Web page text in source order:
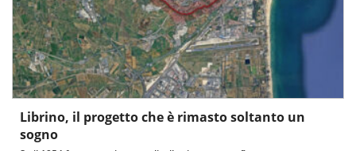
Librino, il progetto che è rimasto soltanto un
sogno